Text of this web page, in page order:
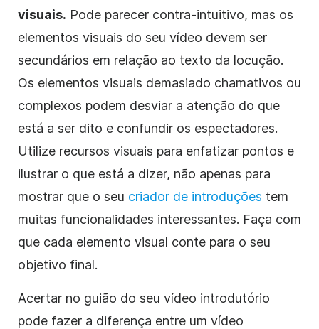
visuais. Pode parecer contra-intuitivo, mas os
elementos visuais do seu vídeo devem ser
secundários em relação ao texto da locução.
Os elementos visuais demasiado chamativos ou
complexos podem desviar a atenção do que
está a ser dito e confundir os espectadores.
Utilize recursos visuais para enfatizar pontos e
ilustrar o que está a dizer, não apenas para
mostrar que o seu criador de introduções tem
muitas funcionalidades interessantes. Faça com
que cada elemento visual conte para o seu
objetivo final.
Acertar no guião do seu vídeo introdutório
pode fazer a diferença entre um vídeo